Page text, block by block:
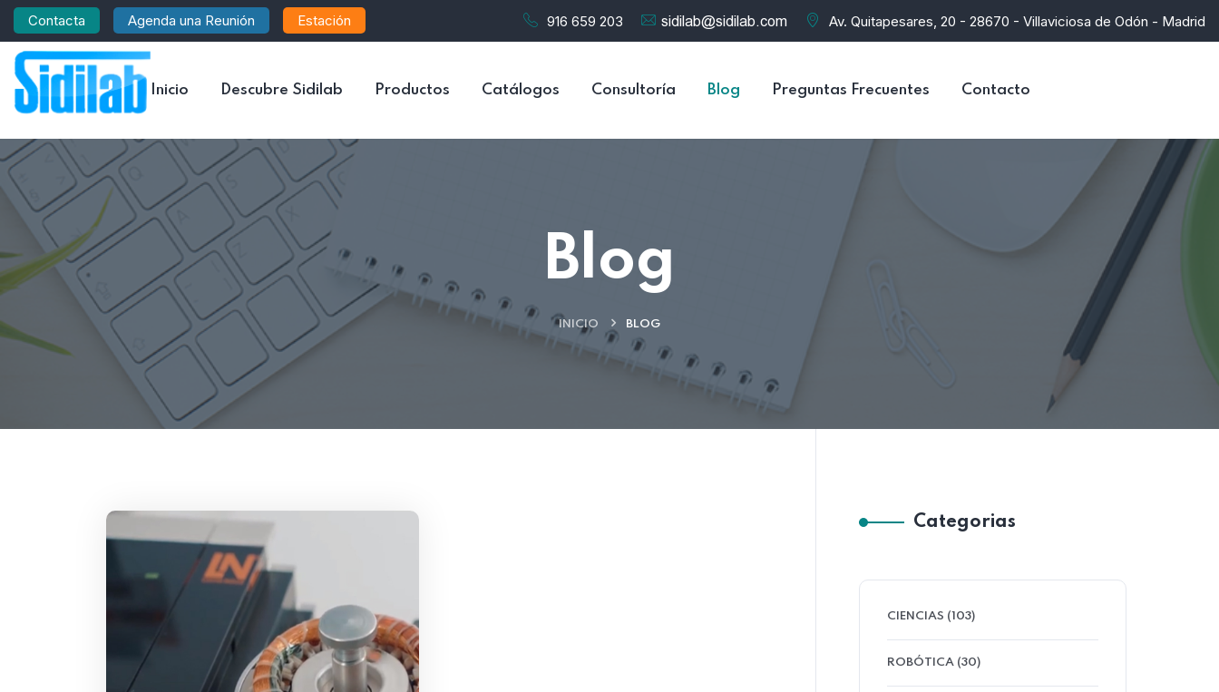
Contacta Agenda una Reunión Estación 916 659 203 Av. Quitapesares, 20 - 28670 - Villaviciosa de Odón - Madrid
Inicio Descubre Sidilab Productos Catálogos Consultoría Blog Preguntas Frecuentes Contacto
Blog
INICIO BLOG
Categorias
CIENCIAS (103)
ROBÓTICA (30)